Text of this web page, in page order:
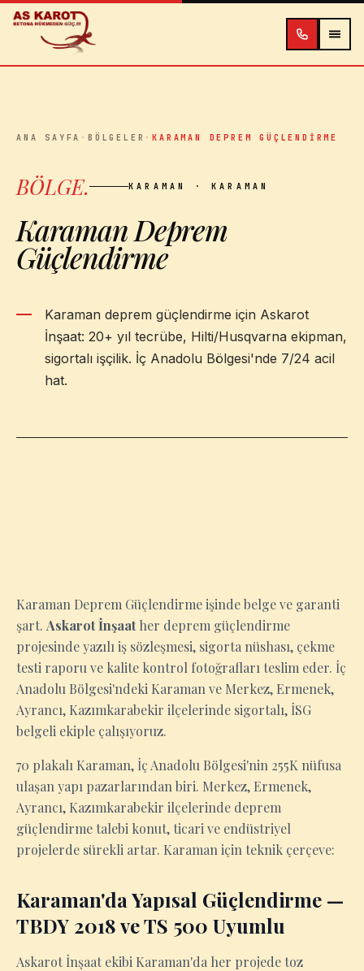
İçeriğe atla
ANA SAYFA ·BÖLGELER ·KARAMAN DEPREM GÜÇLENDIRME
BÖLGE. KARAMAN · KARAMAN
Karaman Deprem
Güçlendirme
Karaman deprem güçlendirme için Askarot
İnşaat: 20+ yıl tecrübe, Hilti/Husqvarna ekipman,
sigortalı işçilik. İç Anadolu Bölgesi'nde 7/24 acil
hat.
Karaman Deprem Güçlendirme işinde belge ve garanti
şart. Askarot İnşaather deprem güçlendirme
projesinde yazılı iş sözleşmesi, sigorta nüshası, çekme
testi raporu ve kalite kontrol fotoğrafları teslim eder. İç
Anadolu Bölgesi'ndeki Karaman ve Merkez, Ermenek,
Ayrancı, Kazımkarabekir ilçelerinde sigortalı, İSG
belgeli ekiple çalışıyoruz.
70 plakalı Karaman, İç Anadolu Bölgesi'nin 255K nüfusa
ulaşan yapı pazarlarından biri. Merkez, Ermenek,
Ayrancı, Kazımkarabekir ilçelerinde deprem
güçlendirme talebi konut, ticari ve endüstriyel
projelerde sürekli artar. Karaman için teknik çerçeve:
Karaman'da Yapısal Güçlendirme —
TBDY 2018 ve TS 500 Uyumlu
Askarot İnşaat ekibi Karaman'da her projede toz